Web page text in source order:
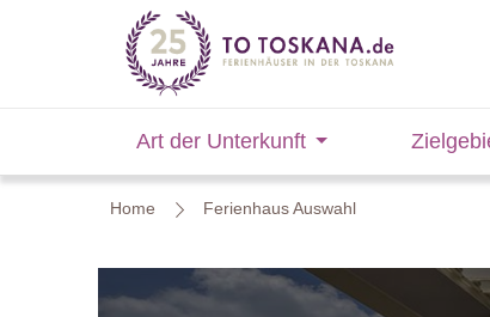
Art der Unterkunft
Home Ferienhaus Auswahl